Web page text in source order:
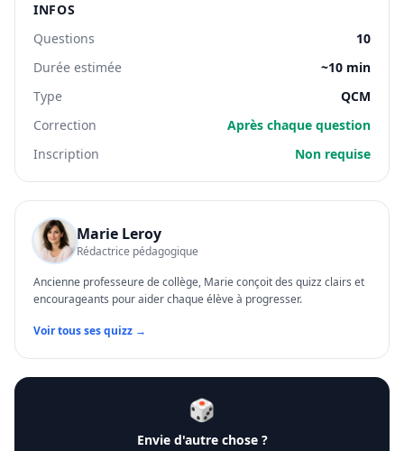
INFOS
Questions
10
Durée estimée
~10 min
Type
QCM
Correction
Après chaque question
Inscription
Non requise
Marie Leroy
Rédactrice pédagogique
Ancienne professeure de collège, Marie conçoit des quizz clairs et
encourageants pour aider chaque élève à progresser.
Voir tous ses quizz →
🎲
Envie d'autre chose ?